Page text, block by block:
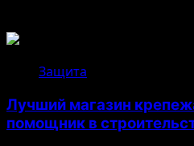
Защита
Лучший магазин
помощник в